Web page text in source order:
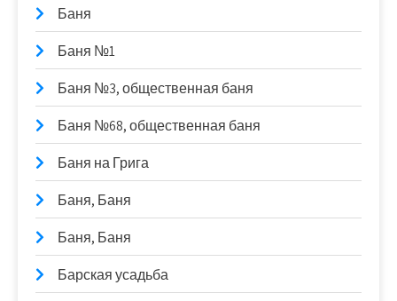
Баня
Баня №1
Баня №3, общественная баня
Баня №68, общественная баня
Баня на Грига
Баня, Баня
Баня, Баня
Барская усадьба